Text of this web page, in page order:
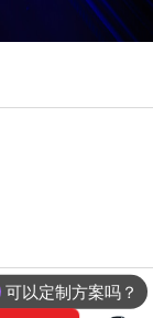
可以定制方案吗？